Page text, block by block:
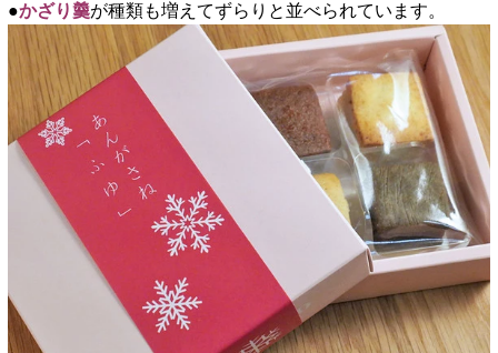
●かざり羹が種類も増えてずらりと並べられています。